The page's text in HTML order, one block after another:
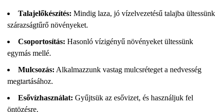
Talajelőkészítés: Mindig laza, jó vízelvezetésű talajba ültessünk
szárazságtűrő növényeket.
Csoportosítás: Hasonló vízigényű növényeket ültessünk
egymás mellé.
Mulcsozás: Alkalmazzunk vastag mulcsréteget a nedvesség
megtartásához.
Esővízhasználat: Gyűjtsük az esővizet, és használjuk fel
öntözésre.